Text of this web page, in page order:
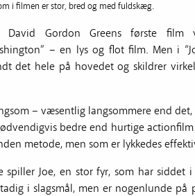
i filmen er stor, bred og med fuldskæg.
David Gordon Greens første film
– en lys og flot film. Men i
det hele på hovedet og skildrer
– væsentlig langsommere end
bedre end hurtige
metode, men som er lykkedes
spiller Joe, en stor fyr, som har
i slagsmål, men er nogenlunde